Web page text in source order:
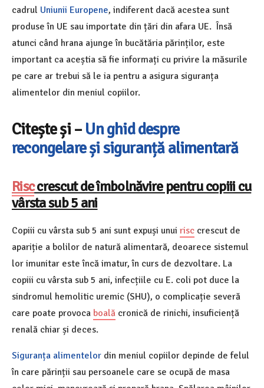
cadrul Uniunii Europene, indiferent dacă acestea sunt
produse în UE sau importate din țări din afara UE. Însă
atunci când hrana ajunge în bucătăria părinților, este
important ca aceștia să fie informați cu privire la măsurile
pe care ar trebui să le ia pentru a asigura siguranța
alimentelor din meniul copiilor.
Citește și –Un ghid despre
recongelare și siguranță alimentară
Risccrescut de îmbolnăvire pentru copiii cu
vârsta sub 5 ani
Copiii cu vârsta sub 5 ani sunt expuși unui risc crescut de
apariție a bolilor de natură alimentară, deoarece sistemul
lor imunitar este încă imatur, în curs de dezvoltare. La
copiii cu vârsta sub 5 ani, infecțiile cu E. coli pot duce la
sindromul hemolitic uremic (SHU), o complicație severă
care poate provoca boală cronică de rinichi, insuficiență
renală chiar și deces.
Siguranța alimentelor din meniul copiilor depinde de felul
în care părinții sau persoanele care se ocupă de masa